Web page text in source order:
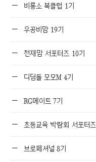
비룡소 북클럽 1기
우공비맘 19기
천재맘 서포터즈 10기
디딤돌 모모M 4기
RG메이트 7기
초등교육 박람회 서포터즈
브로페셔널 8기